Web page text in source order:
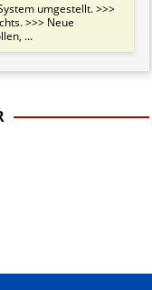
umgestellt. >>>
>>> Neue
...